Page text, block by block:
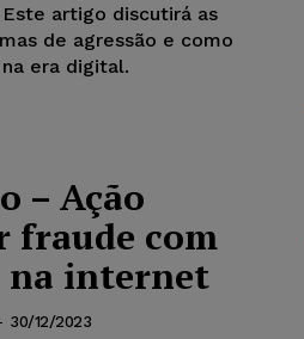
artigo discutirá as
de agressão e como
era digital.
– Ação
fraude com
na internet
30/12/2023